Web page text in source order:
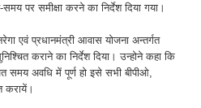
पर समीक्षा करने का निर्देश दिया गया।
एवं प्रधानमंत्री आवास योजना अन्तर्गत
कराने का निर्देश दिया। उन्होने कहा कि
समय अवधि में पूर्ण हो इसे सभी बीपीओ,
करायें।